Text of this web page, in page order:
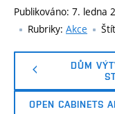
Publikováno: 7. ledna
Rubriky: Akce
DŮM
OPEN CABINETS